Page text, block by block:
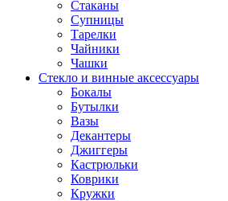
Стаканы
Супницы
Тарелки
Чайники
Чашки
Стекло и винные аксессуары
Бокалы
Бутылки
Вазы
Декантеры
Джиггеры
Кастрюльки
Коврики
Кружки